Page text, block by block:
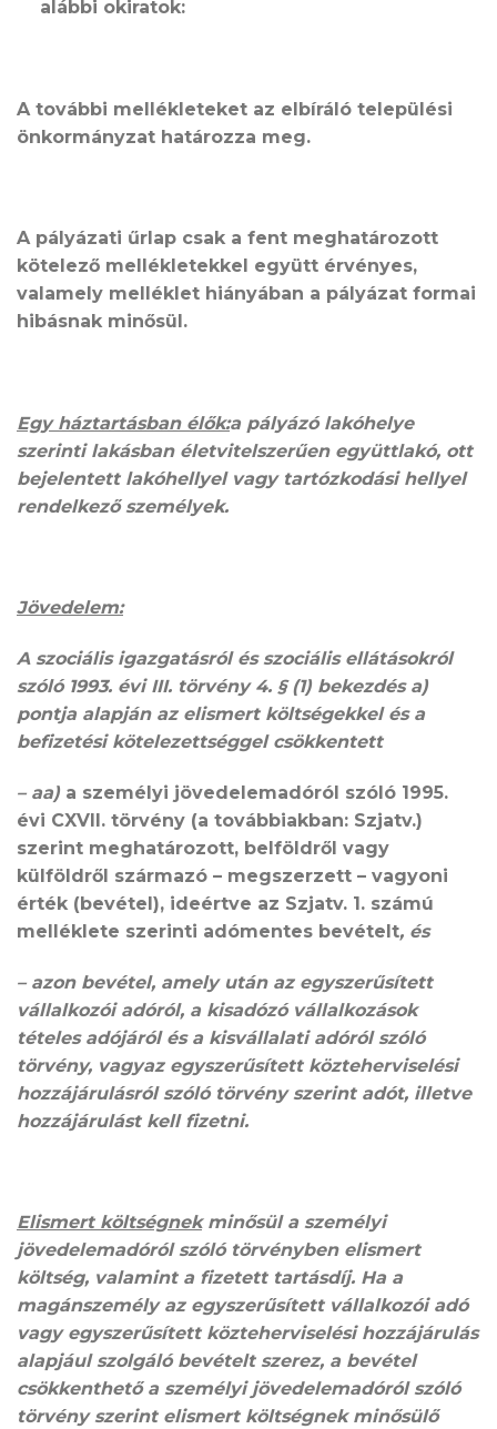
alábbi okiratok:
A további mellékleteket az elbíráló települési
önkormányzat határozza meg.
A pályázati űrlap csak a fent meghatározott
kötelező mellékletekkel együtt érvényes,
valamely melléklet hiányában a pályázat formai
hibásnak minősül.
Egy háztartásban élők:a pályázó lakóhelye
szerinti lakásban életvitelszerűen együttlakó, ott
bejelentett lakóhellyel vagy tartózkodási hellyel
rendelkező személyek.
Jövedelem:
A szociális igazgatásról és szociális ellátásokról
szóló 1993. évi III. törvény 4. § (1) bekezdés a)
pontja alapján az elismert költségekkel és a
befizetési kötelezettséggel csökkentett
– aa) a személyi jövedelemadóról szóló 1995.
évi CXVII. törvény (a továbbiakban: Szjatv.)
szerint meghatározott, belföldről vagy
külföldről származó – megszerzett – vagyoni
érték (bevétel), ideértve az Szjatv. 1. számú
melléklete szerinti adómentes bevételt, és
– azon bevétel, amely után az egyszerűsített
vállalkozói adóról, a kisadózó vállalkozások
tételes adójáról és a kisvállalati adóról szóló
törvény, vagyaz egyszerűsített közteherviselési
hozzájárulásról szóló törvény szerint adót, illetve
hozzájárulást kell fizetni.
Elismert költségnekminősül a személyi
jövedelemadóról szóló törvényben elismert
költség, valamint a fizetett tartásdíj. Ha a
magánszemély az egyszerűsített vállalkozói adó
vagy egyszerűsített közteherviselési hozzájárulás
alapjául szolgáló bevételt szerez, a bevétel
csökkenthető a személyi jövedelemadóról szóló
törvény szerint elismert költségnek minősülő